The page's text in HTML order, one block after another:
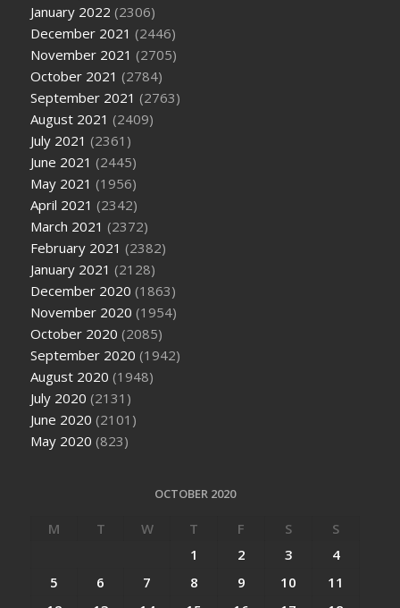
January 2022 (2306)
December 2021 (2446)
November 2021 (2705)
October 2021 (2784)
September 2021 (2763)
August 2021 (2409)
July 2021 (2361)
June 2021 (2445)
May 2021 (1956)
April 2021 (2342)
March 2021 (2372)
February 2021 (2382)
January 2021 (2128)
December 2020 (1863)
November 2020 (1954)
October 2020 (2085)
September 2020 (1942)
August 2020 (1948)
July 2020 (2131)
June 2020 (2101)
May 2020 (823)
OCTOBER 2020
M T W T F S
S
1
2 3
4
5
6 7 8 9 10
11